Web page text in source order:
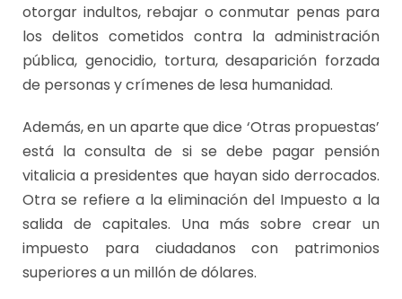
otorgar indultos, rebajar o conmutar penas para
los delitos cometidos contra la administración
pública, genocidio, tortura, desaparición forzada
de personas y crímenes de lesa humanidad.
Además, en un aparte que dice ‘Otras propuestas’
está la consulta de si se debe pagar pensión
vitalicia a presidentes que hayan sido derrocados.
Otra se refiere a la eliminación del Impuesto a la
salida de capitales. Una más sobre crear un
impuesto para ciudadanos con patrimonios
superiores a un millón de dólares.